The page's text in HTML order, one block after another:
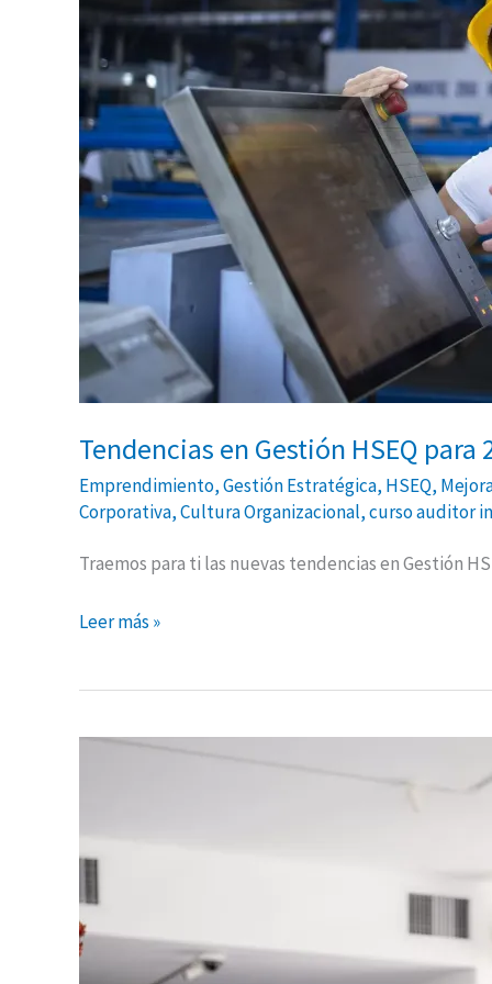
Tendencias en Gestión HSEQ para
Emprendimiento,Gestión Estratégica, HSEQ,
Corporativa,Cultura Organizacional,curso auditor
Traemos para ti las nuevas tendencias en Gestión
Leer más »
enseñó
–
parte